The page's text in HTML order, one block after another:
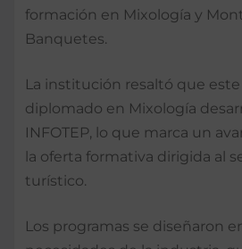
formación en Mixología y
Banquetes.
La institución resaltó que
diplomado en Mixología
INFOTEP, lo que marca un
la oferta formativa dirigida al
turístico.
Los programas se diseñaron